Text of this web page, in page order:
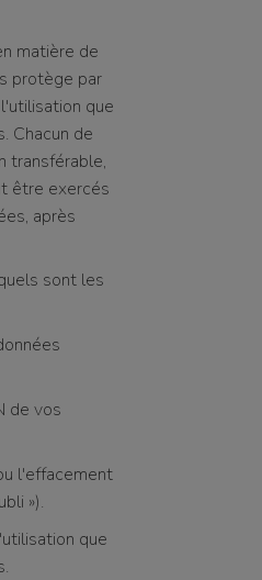
matière de
protège par
que
Chacun de
transférable,
être exercés
après
sont les
de vos
l'effacement
»).
que